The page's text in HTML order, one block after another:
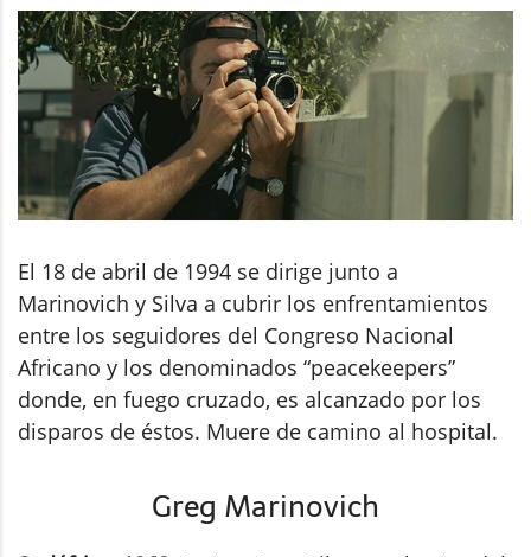
El 18 de abril de 1994 se dirige junto a
Marinovich y Silva a cubrir los enfrentamientos
entre los seguidores del Congreso Nacional
Africano y los denominados “peacekeepers”
donde, en fuego cruzado, es alcanzado por los
disparos de éstos. Muere de camino al hospital.
Greg Marinovich